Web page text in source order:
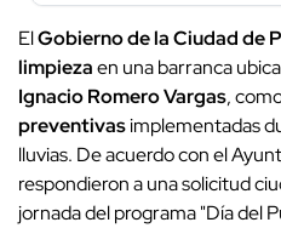
ElGobierno de la Ciudad de
limpiezaen una barranca
Ignacio Romero Vargas,
preventivasimplementadas
lluvias. De acuerdo con el
respondieron a una solicitud
jornada del programa "Día del